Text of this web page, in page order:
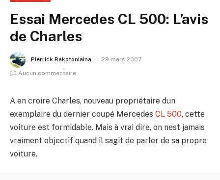
Essai Mercedes CL 500: L’avis
de Charles
Pierrick Rakotoniaina
29 mars 2007
Aucun commentaire
A en croire Charles, nouveau propriétaire dun
exemplaire du dernier coupé Mercedes CL 500, cette
voiture est formidable. Mais à vrai dire, on nest jamais
vraiment objectif quand il sagit de parler de sa propre
voiture.